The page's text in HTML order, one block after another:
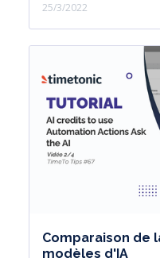
25/3/2022
Comparaison de
modèles d'IA